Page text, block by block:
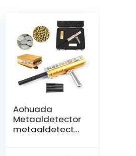
Aohuada
Metaaldetector
metaaldetector